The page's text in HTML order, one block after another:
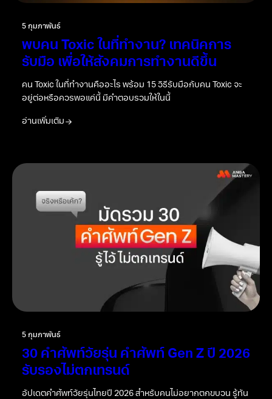
5 กุมภาพันธ์
พบคน Toxic ในที่ทำงาน? เทคนิคการ
รับมือ เพื่อให้สังคมการทำงานดีขึ้น
คน Toxic ในที่ทำงานคืออะไร พร้อม 15 วิธีรับมือกับคน Toxic จะ
อยู่ต่อหรือควรพอแค่นี้ มีคำตอบรวมให้ในนี้
อ่านเพิ่มเติม
5 กุมภาพันธ์
30 คำศัพท์วัยรุ่น คำศัพท์ Gen Z ปี 2026
รับรองไม่ตกเทรนด์
อัปเดตคำศัพท์วัยรุ่นไทยปี 2026 สำหรับคนไม่อยากตกขบวน รู้ทัน